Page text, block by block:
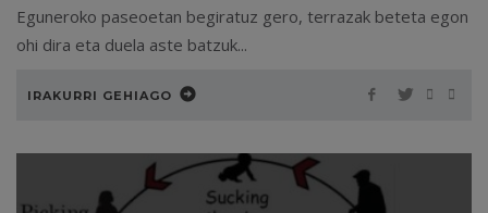
Eguneroko paseoetan begiratuz gero, terrazak beteta egon
ohi dira eta duela aste batzuk...
IRAKURRI GEHIAGO